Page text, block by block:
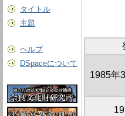
タイトル
主題
ヘルプ
DSpaceについて
1985年